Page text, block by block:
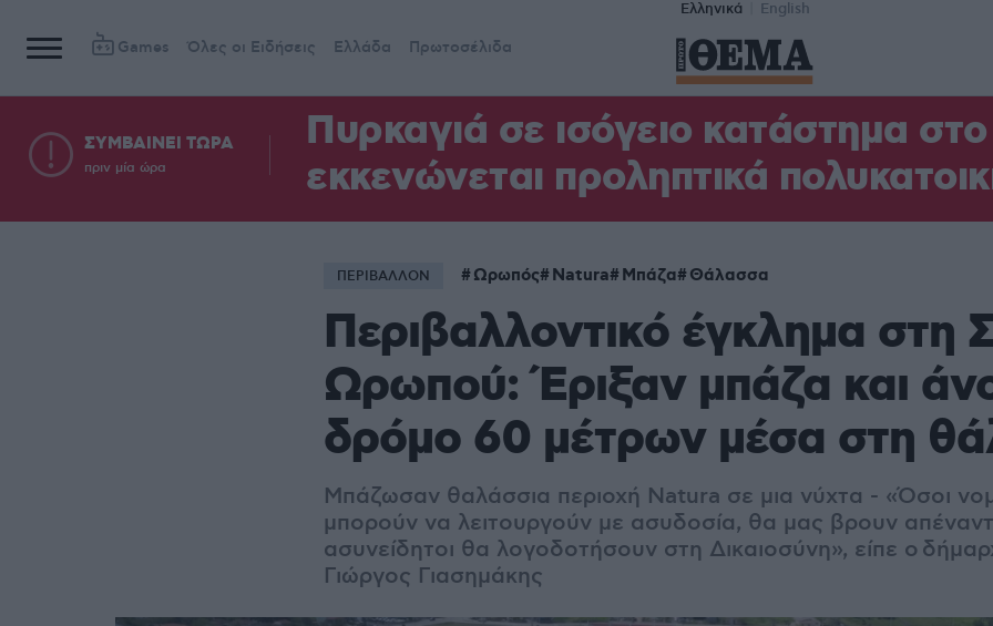
Ελληνικά English
Games Όλες οι Ειδήσεις Ελλάδα Πρωτοσέλιδα
ΣΥΜΒΑΙΝΕΙ ΤΩΡΑ
πριν μία ώρα
Πυρκαγιά σε ισόγειο κατάστημα
εκκενώνεται προληπτικά
ΠΕΡΙΒΑΛΛΟΝ Ωρωπός Natura Μπάζα Θάλασσα
Περιβαλλοντικό έγκλημα στη
Ωρωπού: Έριξαν μπάζα και
δρόμο 60 μέτρων μέσα στη
Μπάζωσαν θαλάσσια περιοχή Natura σε μια νύχτα - «Όσοι
μπορούν να λειτουργούν με ασυδοσία, θα μας βρουν
ασυνείδητοι θα λογοδοτήσουν στη Δικαιοσύνη», είπε ο
Γιώργος Γιασημάκης